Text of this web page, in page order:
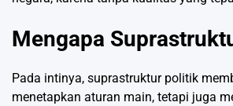
Mengapa
Pada intinya, suprastruktur politik
menetapkan aturan main, tetapi juga